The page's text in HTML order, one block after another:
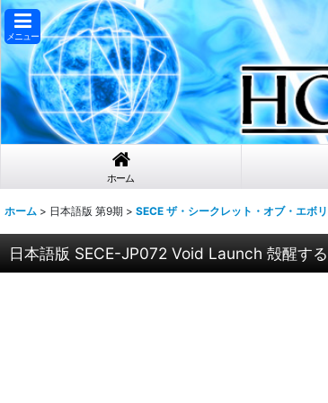
メニュー
ホーム
ホーム > 日本語版 第9期 > SECE ザ・シークレット・オブ・エボ
日本語版 SECE-JP072 Void Launch 殻醒す